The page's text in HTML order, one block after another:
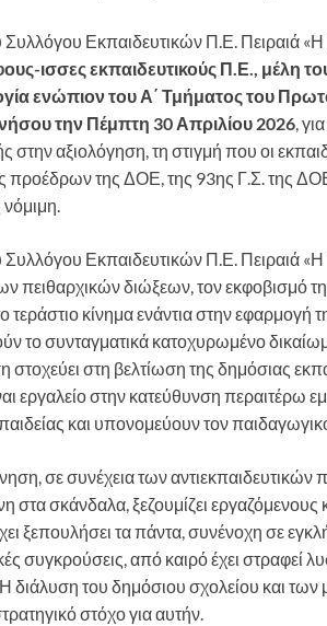
Συλλόγου Εκπαιδευτικών Π.Ε. Πειραιά
ισσες εκπαιδευτικούς Π.Ε., μέλη
ενώπιον του Α΄ Τμήματος του
την Πέμπτη 30 Απριλίου 2026,
στην αξιολόγηση, τη στιγμή που οι
προέδρων της ΔΟΕ, της 93ης Γ.Σ. της
Εκπαιδευτικών Π.Ε. Πειραιά «Η
πειθαρχικών διώξεων, τον εκφοβισμό
τεράστιο κίνημα ενάντια στην
το συνταγματικά κατοχυρωμένο
στοχεύει στη βελτίωση της δημόσιας
εργαλείο στην κατεύθυνση περαιτέρω
και υπονομεύουν τον
σε συνέχεια των
στα σκάνδαλα, ξεζουμίζει εργαζόμενους
ξεπουλήσει τα πάντα, συνένοχη σε
συγκρούσεις, από καιρό έχει στραφεί
διάλυση του δημόσιου σχολείου και
στόχο για αυτήν.